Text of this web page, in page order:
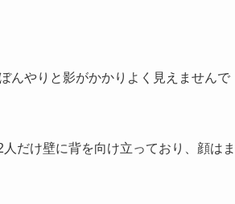
やりと影がかかりよく見えませんで
だけ壁に背を向け立っており、顔はま